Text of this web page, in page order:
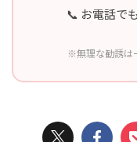
📞 お電話で
※無理な勧誘は